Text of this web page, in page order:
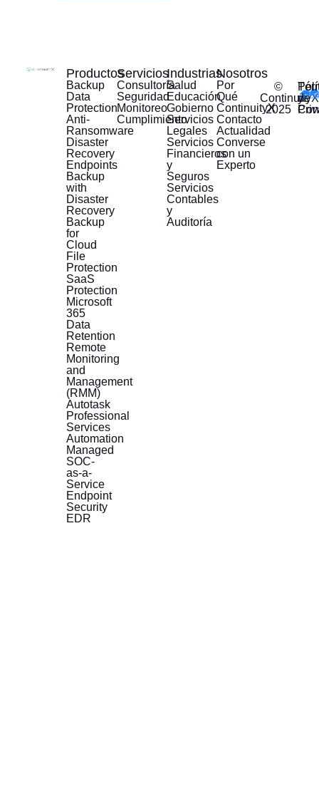
Productos
Backup
Data
Protection
Anti-
Ransomware
Disaster
Recovery
Endpoints
Backup
with
Disaster
Recovery
Backup
for
Cloud
File
Protection
SaaS
Protection
Microsoft
365
Data
Retention
Remote
Monitoring
and
Management
(RMM)
Autotask
Professional
Services
Automation
Managed
SOC-
as-a-
Service
Endpoint
Security
EDR
Servicios
Consultoría
Seguridad
Monitoreo
Cumplimiento
Industrias
Salud
Educación
Gobierno
Servicios
Legales
Servicios
Financieros
y
Seguros
Servicios
Contables
y
Auditoría
Nosotros
Por
Qué
ContinuityX
Contacto
Actualidad
Converse
con un
Experto
©
ContinuityX
2025
y
de